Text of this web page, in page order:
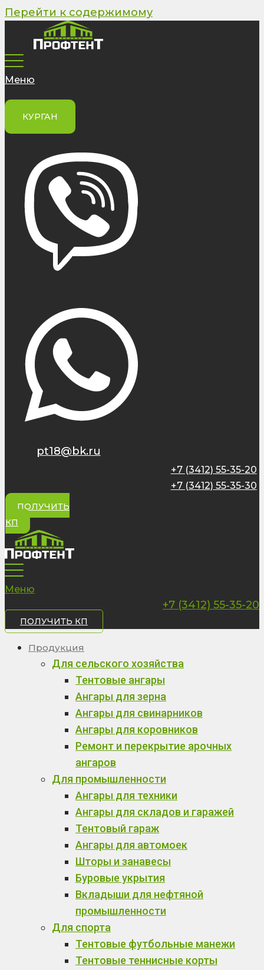
Перейти к содержимому
Меню
КУРГАН
pt18@bk.ru
+7 (3412) 55-35-20
+7 (3412) 55-35-30
ПОЛУЧИТЬ
КП
Меню
+7 (3412) 55-35-20
ПОЛУЧИТЬ КП
Продукция
Для сельского хозяйства
Тентовые ангары
Ангары для зерна
Ангары для свинарников
Ангары для коровников
Ремонт и перекрытие арочных
ангаров
Для промышленности
Ангары для техники
Ангары для складов и гаражей
Тентовый гараж
Ангары для автомоек
Шторы и занавесы
Буровые укрытия
Вкладыши для нефтяной
промышленности
Для спорта
Тентовые футбольные манежи
Тентовые теннисные корты